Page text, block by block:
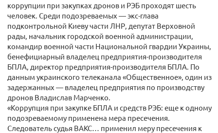
коррупции при закупках дронов и РЭБ проходят шесть
человек. Среди подозреваемых — экс-глава
подконтрольной Киеву части ЛНР, депутат Верховной
рады, начальник городской военной администрации,
командир военной части Национальной гвардии Украины,
бенефициарный владелец предприятия-производителя
БПЛА, директор предприятия-производителя БПЛА. По
данным украинского телеканала «Общественное», один из
задержанных — владелец предприятия по производству
дронов Владислав Марченко.
«Коррупция при закупке БПЛА и средств РЭБ: еще к одному
подозреваемому применена мера пресечения.
Следователь судья ВАКС… применил меру пресечения к